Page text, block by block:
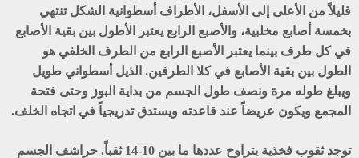
قليلاً من الأعلى إلى الأسفل، الأطراف أسطوانية الشكل تنتهي
بخمسة أصابع مخلبية، والأصبع الرابع يعتبر الأطول بين بقية الأصابع
في كل طرف بينما يعتبر الأصبع الرابع من الطرف الخلفي هو
الطول بين بقية الأصابع في كلا الطرفين. الذيل أسطواني طويل
ويبلغ طوله مرة ونصف طول الجسم من بداية البوز وحتى فتحة
المجمع ويكون عريضاً عند قاعدته ويستدق تدريجياً في اتجاه الخلف.
توجد ثقوب فخذية يتراوح عددها ما بين 10-14 ثقباً. حراشف الجسم